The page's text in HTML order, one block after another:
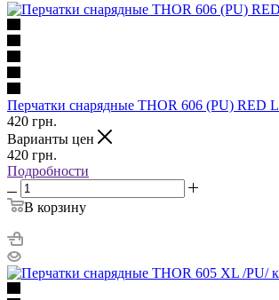
Перчатки снарядные THOR 606 (PU) RED L
420 грн.
Варианты цен
420 грн.
Подробности
В корзину